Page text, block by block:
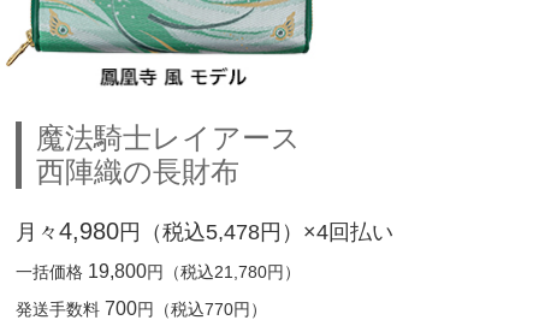
魔法騎士レイアース
西陣織の長財布
月々4,980円（税込5,478円）×4回払い
一括価格 19,800円（税込21,780円）
発送手数料 700円（税込770円）